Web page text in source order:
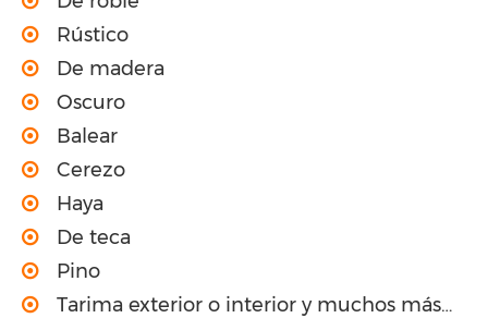
Rústico
De madera
Oscuro
Balear
Cerezo
Haya
De teca
Pino
Tarima exterior o interior y muchos más…